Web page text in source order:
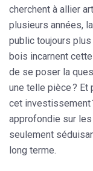
cherchent à allier
plusieurs années,
public toujours
bois incarnent
de se poser la
une telle pièce ?
cet investissement
approfondie sur
seulement
long terme.